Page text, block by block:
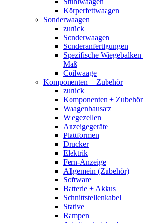
Stuhlwaagen
Körperfettwaagen
Sonderwaagen
zurück
Sonderwaagen
Sonderanfertigungen
Spezifische
Maß
Coilwaage
Komponenten + Zubehör
zurück
Komponenten + Zubehör
Waagenbausatz
Wiegezellen
Anzeigegeräte
Plattformen
Drucker
Elektrik
Fern-Anzeige
Allgemein (Zubehör)
Software
Batterie + Akkus
Schnittstellenkabel
Stative
Rampen